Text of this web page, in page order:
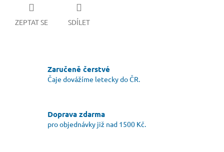
ZEPTAT SE SDÍLET
Zaručeně čerstvé
Čaje dovážíme letecky do ČR.
Doprava zdarma
pro objednávky již nad 1500 Kč.